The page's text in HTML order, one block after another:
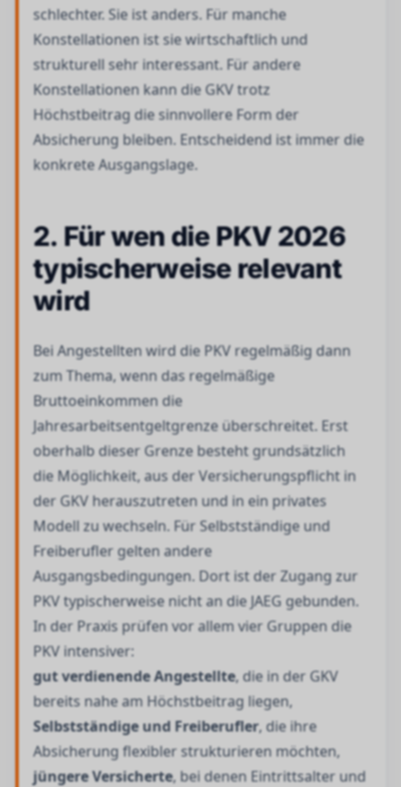
schlechter. Sie ist anders. Für manche
Konstellationen ist sie wirtschaftlich und
strukturell sehr interessant. Für andere
Konstellationen kann die GKV trotz
Höchstbeitrag die sinnvollere Form der
Absicherung bleiben. Entscheidend ist immer die
konkrete Ausgangslage.
2. Für wen die PKV 2026
typischerweise relevant
wird
Bei Angestellten wird die PKV regelmäßig dann
zum Thema, wenn das regelmäßige
Bruttoeinkommen die
Jahresarbeitsentgeltgrenze überschreitet. Erst
oberhalb dieser Grenze besteht grundsätzlich
die Möglichkeit, aus der Versicherungspflicht in
der GKV herauszutreten und in ein privates
Modell zu wechseln. Für Selbstständige und
Freiberufler gelten andere
Ausgangsbedingungen. Dort ist der Zugang zur
PKV typischerweise nicht an die JAEG gebunden.
In der Praxis prüfen vor allem vier Gruppen die
PKV intensiver:
gut verdienende Angestellte, die in der GKV
bereits nahe am Höchstbeitrag liegen,
Selbstständige und Freiberufler, die ihre
Absicherung flexibler strukturieren möchten,
jüngere Versicherte, bei denen Eintrittsalter und